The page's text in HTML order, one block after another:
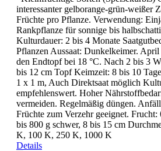
interessanter gelborange-grün-weißer
Früchte pro Pflanze. Verwendung:
Rankpflanze für sonnige bis
Kulturdauer: 2 bis 4 Monate
Pflanzen Aussaat: Dunkelkeimer.
den Endtopf bei 18 °C. Nach 2 bis 3
bis 12 cm Topf Keimzeit: 8 bis 10
1 x 1 m, Auch Direktsaat möglich
empfehlenswert. Hoher
vermeiden. Regelmäßig düngen.
Früchte zum Verzehr geeignet.
bis 800 g schwer, 8 bis 15 cm
K, 100 K, 250 K, 1000 K
Details